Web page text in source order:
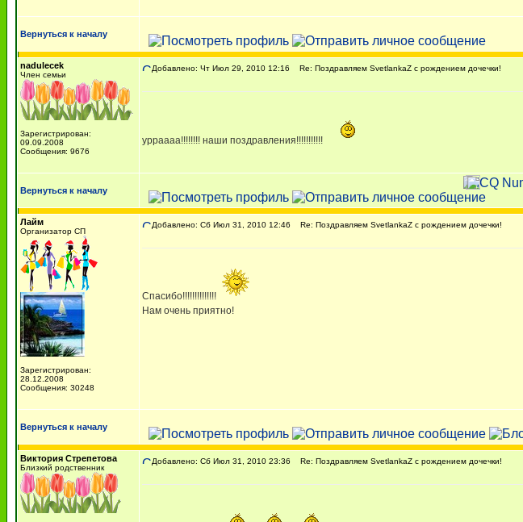
Вернуться к началу
nadulecek
Член семьи
Зарегистрирован:
09.09.2008
Сообщения: 9676
Добавлено: Чт Июл 29, 2010 12:16 Re: Поздравляем SvetlankaZ с рождением дочечки!
урраааа!!!!!!!! наши поздравления!!!!!!!!!!!
Вернуться к началу
Лайм
Организатор СП
Зарегистрирован:
28.12.2008
Сообщения: 30248
Добавлено: Сб Июл 31, 2010 12:46 Re: Поздравляем SvetlankaZ с рождением дочечки!
Спасибо!!!!!!!!!!!!!!
Нам очень приятно!
Вернуться к началу
Виктория Cтрепетова
Близкий родственник
Добавлено: Сб Июл 31, 2010 23:36 Re: Поздравляем SvetlankaZ с рождением дочечки!